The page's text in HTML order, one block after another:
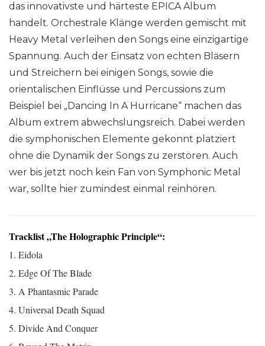
das innovativste und härteste EPICA Album
handelt. Orchestrale Klänge werden gemischt mit
Heavy Metal verleihen den Songs eine einzigartige
Spannung. Auch der Einsatz von echten Bläsern
und Streichern bei einigen Songs, sowie die
orientalischen Einflüsse und Percussions zum
Beispiel bei „Dancing In A Hurricane“ machen das
Album extrem abwechslungsreich. Dabei werden
die symphonischen Elemente gekonnt platziert
ohne die Dynamik der Songs zu zerstören. Auch
wer bis jetzt noch kein Fan von Symphonic Metal
war, sollte hier zumindest einmal reinhören.
Tracklist „The Holographic Principle“:
1. Eidola
2. Edge Of The Blade
3. A Phantasmic Parade
4. Universal Death Squad
5. Divide And Conquer